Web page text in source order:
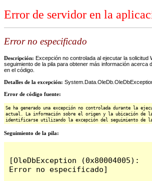
Error de servidor en la
Error no especificado
Descripción: Excepción no controlada al ejecutar la solicitud
seguimiento de la pila para obtener más información acerca
en el código.
Detalles de la excepción:
Error de código fuente:
Se ha generado una excepción no controlada durante la
actual. La información sobre el origen y la ubicación de la
identificarse utilizando la excepción del seguimiento de
Seguimiento de la pila:
[OleDbException (0x80004005):
Error no especificado]